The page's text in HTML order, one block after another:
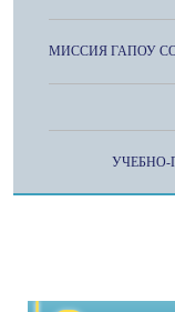
МИССИЯ ГАПОУ